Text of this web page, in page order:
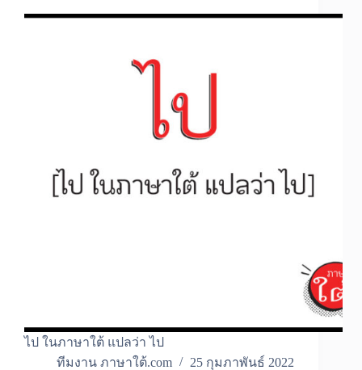
ไป ในภาษาใต้ แปลว่า ไป
ทีมงาน ภาษาใต้.com
25 กุมภาพันธ์ 2022